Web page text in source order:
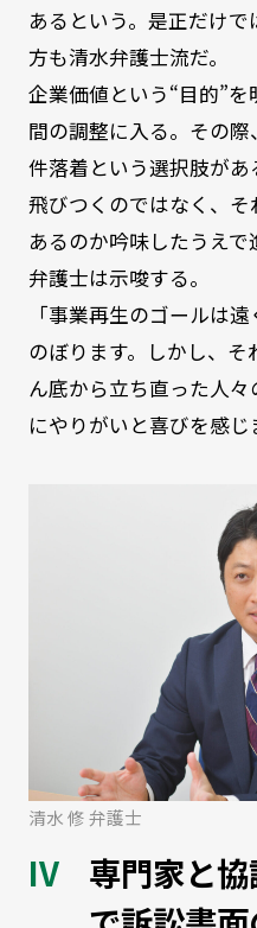
あるという。是正だけ
方も清水弁護士流だ。
企業価値という“目的”
間の調整に入る。その
件落着という選択肢が
飛びつくのではなく、
あるのか吟味したうえ
弁護士は示唆する。
「事業再生のゴールは
のぼります。しかし、
ん底から立ち直った人
にやりがいと喜びを感じ
清水 修 弁護士
専門家と